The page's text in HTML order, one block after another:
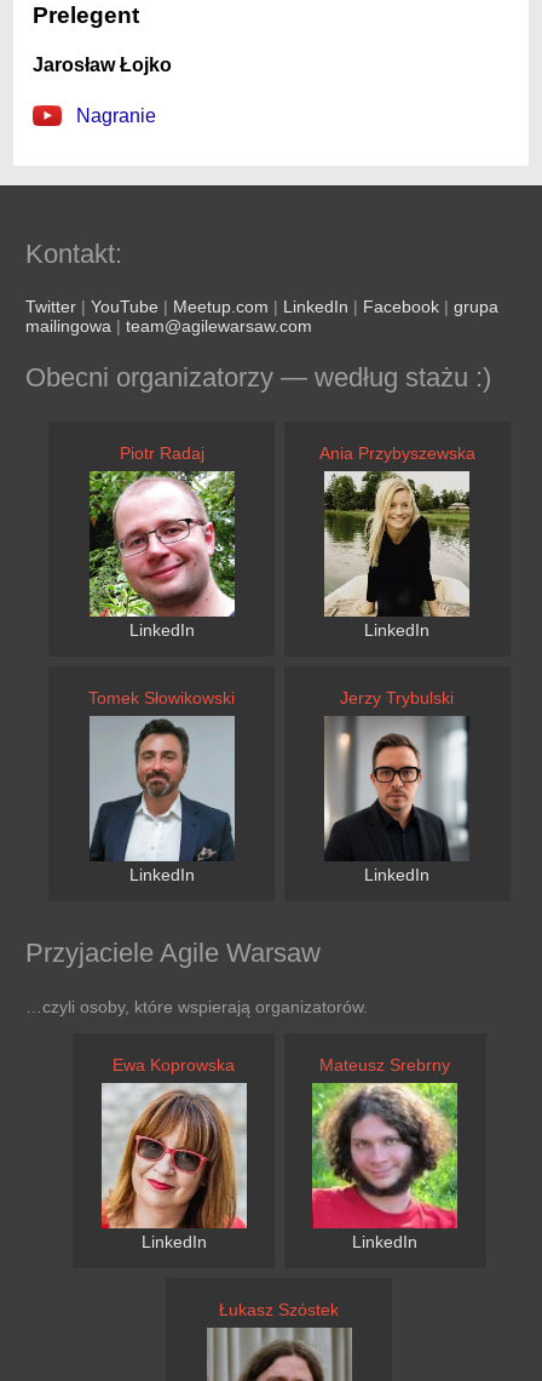
Prelegent
Jarosław Łojko
Nagranie
Kontakt:
Twitter | YouTube | Meetup.com | LinkedIn | Facebook | grupa
mailingowa | team@agilewarsaw.com
Obecni organizatorzy — według stażu :)
Piotr Radaj
LinkedIn
Ania Przybyszewska
LinkedIn
Tomek Słowikowski
LinkedIn
Jerzy Trybulski
LinkedIn
Przyjaciele Agile Warsaw
…czyli osoby, które wspierają organizatorów.
Ewa Koprowska
LinkedIn
Mateusz Srebrny
LinkedIn
Łukasz Szóstek